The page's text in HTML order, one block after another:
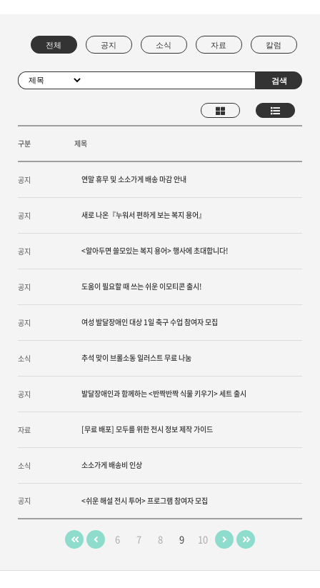
구분 제목
공지 연말 휴무 및 소소가게 배송 마감 안내
공지 새로 나온『누워서 편하게 보는 복지 용어』
공지 <알아두면 쓸모있는 복지 용어> 행사에 초대합니다!
공지 도움이 필요할 때 쓰는 쉬운 이모티콘 출시!
공지 여성 발달장애인 대상 1일 축구 수업 참여자 모집
소식 추석 맞이 브롤소동 일러스트 무료 나눔
공지 발달장애인과 함께하는 <반짝반짝 식물 키우기> 세트 출시
자료 [무료 배포] 모두를 위한 전시 정보 제작 가이드
소식 소소가게 배송비 인상
공지 <쉬운 해설 전시 투어> 프로그램 참여자 모집
6 7 8 9 10